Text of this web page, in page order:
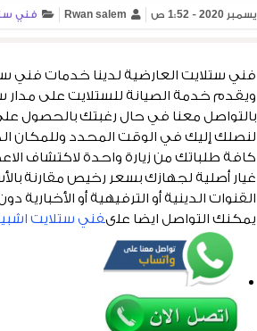
Rwan salem فني
ويقدم خدمة الصيانة للستلايت على مدار
بالتواصل معنا في حال رغبتك بالحصول
لنصلك إليك في الوقت المحدد وللمكان
كافة طلباتك من زيارة واحدة لاكتشاف
غيار أصلية لجهازك بسعر رخيص مقارنة
القنوات الدينية أو الترفيهية أو
يمكنك التواصل ايضا علىفني ستلايت